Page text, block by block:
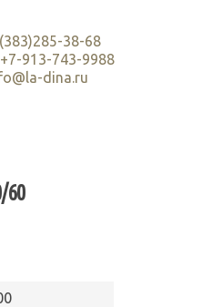
38-68
913-743-9988
dina.ru